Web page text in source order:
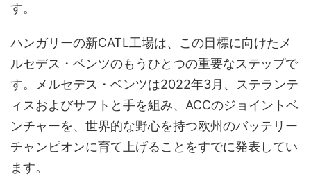
す。
ハンガリーの新CATL工場は、この目標に向けたメ
ルセデス・ベンツのもうひとつの重要なステップで
す。メルセデス・ベンツは2022年3月、ステランテ
ィスおよびサフトと手を組み、ACCのジョイントベ
ンチャーを、世界的な野心を持つ欧州のバッテリー
チャンピオンに育て上げることをすでに発表してい
ます。